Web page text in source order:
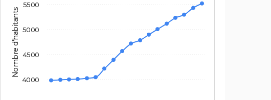
Nombre d'habitants
4000
4500
5000
5500